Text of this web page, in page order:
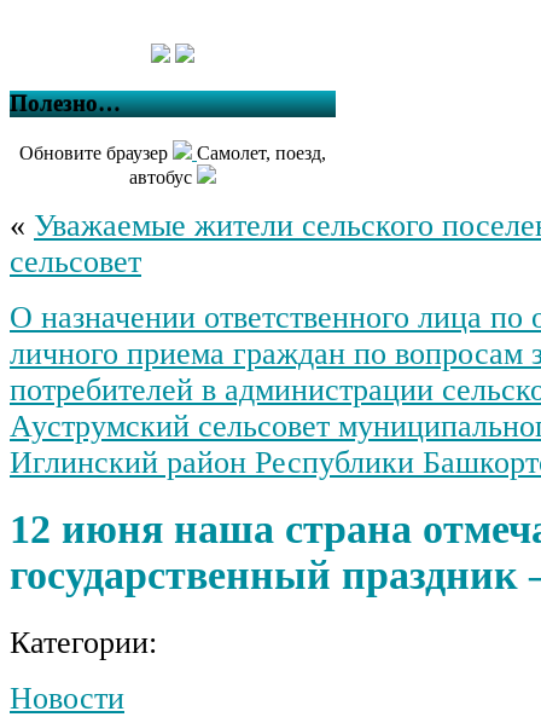
Полезно…
Обновите браузер
Самолет, поезд,
автобус
« Уважаемые жители сельского
сельсовет
О назначении ответственного лица
личного приема граждан по вопросам
потребителей в администрации
Ауструмский сельсовет
Иглинский район Республики
12 июня наша страна
государственный праздник
Категории:
Новости